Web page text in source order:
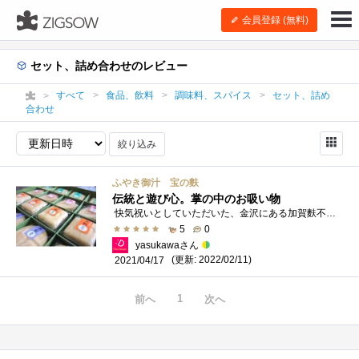
会員登録 (無料)
セット、詰め合わせのレビュー
すべて 食品、飲料 調味料、スパイス
セット、詰め
合わせ
絞り込み
ふやき御汁 宝の麩
伝統と遊び心。掌の中のお吸い物
快気祝いとしていただいた、金沢にある加賀麩不室屋さんお「ふやき御汁・宝の麩」。一見、最中というか可愛い和菓子のような見た目ですが、...
5
0
yasukawaさん
2021/04/17
(更新: 2022/02/11)
前へ 1 次へ